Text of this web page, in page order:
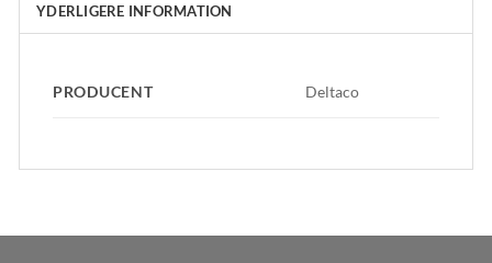
YDERLIGERE INFORMATION
PRODUCENT Deltaco